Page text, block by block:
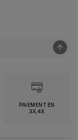
PAIEMENT EN
3X,4X